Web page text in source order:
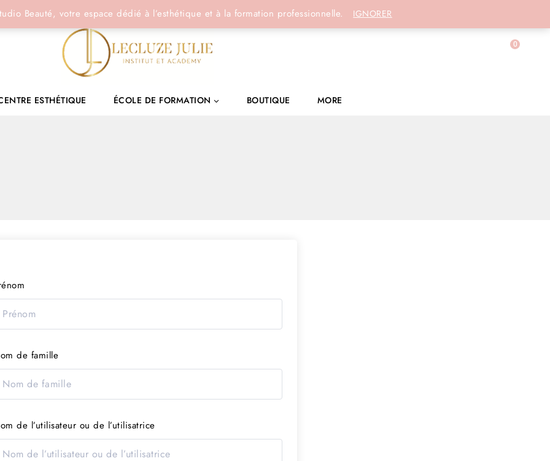
Beauté, votre espace dédié à l’esthétique et à la formation professionnelle. IGNORER
0
ESTHÉTIQUE ÉCOLE DE FORMATION BOUTIQUE MORE
de famille
de l’utilisateur ou de l’utilisatrice